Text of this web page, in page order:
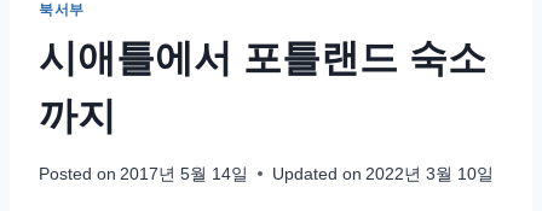
북서부
시애틀에서 포틀랜드 숙소
까지
Posted on 2017년 5월 14일 Updated on 2022년 3월 10일